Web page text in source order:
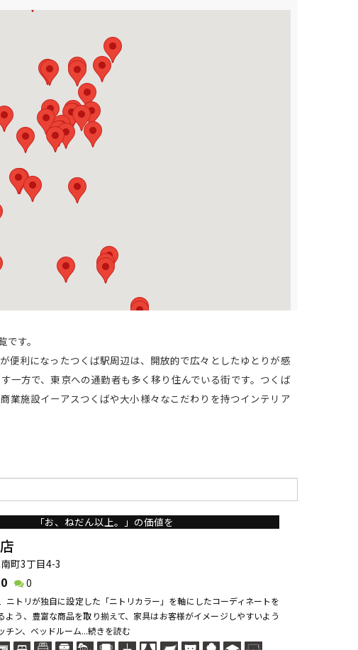
す。
便利になったつくば駅周辺は、開放的で広々としたゆとりが感
一方で、東京への通勤者も多く移り住んでいる街です。つくば
業施設イーアスつくばや大小様々なこだわりを持つインテリア
「お、ねだん以上。」の価値を
町3丁目4-3
0
ニトリが独自に設定した「ニトリカラー」を軸にしたコーディネートを
よう、豊富な商品を取り揃えて、家具はお客様がイメージしやすいよう
チン、ベッドルーム...続きを読む